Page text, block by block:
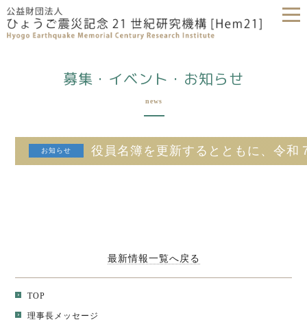
募集・イベント・お知らせ
news
役員名簿を更新するとともに、令
最新情報一覧へ戻る
TOP
理事長メッセージ